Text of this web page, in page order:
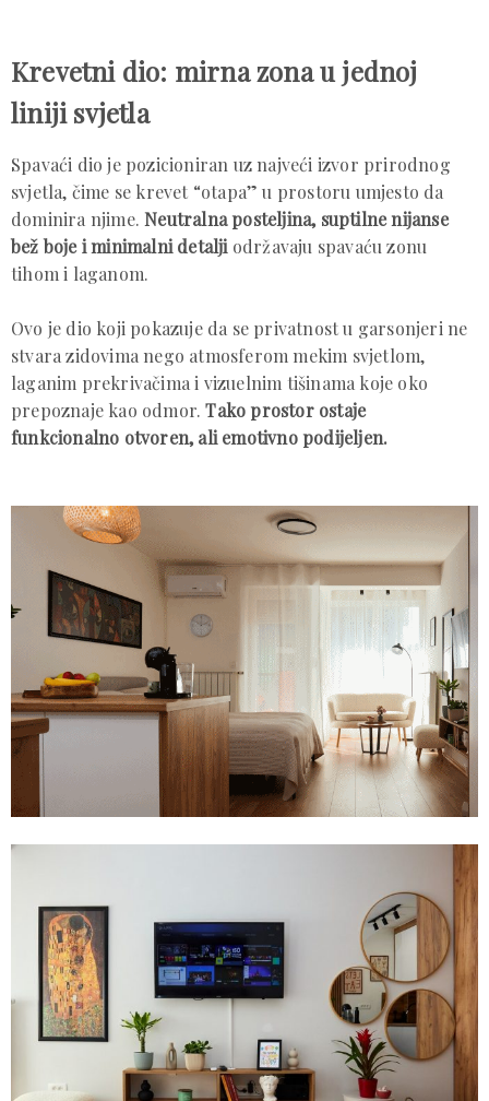
Krevetni dio: mirna zona u jednoj
liniji svjetla
Spavaći dio je pozicioniran uz najveći izvor prirodnog
svjetla, čime se krevet “otapa” u prostoru umjesto da
dominira njime. Neutralna posteljina, suptilne nijanse
bež boje i minimalni detalji održavaju spavaću zonu
tihom i laganom.
Ovo je dio koji pokazuje da se privatnost u garsonjeri ne
stvara zidovima nego atmosferom mekim svjetlom,
laganim prekrivačima i vizuelnim tišinama koje oko
prepoznaje kao odmor.Tako prostor ostaje
funkcionalno otvoren, ali emotivno podijeljen.